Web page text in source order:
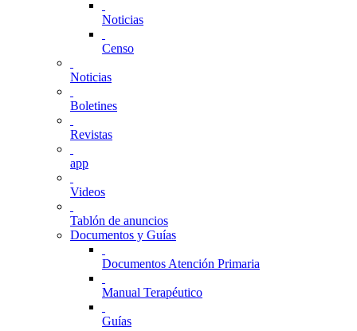
Noticias
Censo
Noticias
Boletines
Revistas
app
Videos
Tablón de anuncios
Documentos y Guías
Documentos Atención Primaria
Manual Terapéutico
Guías